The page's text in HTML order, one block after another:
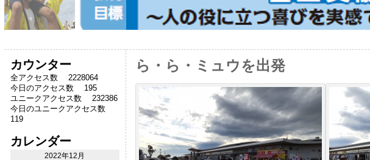
カウンター
全アクセス数 2228064
今日のアクセス数 195
ユニークアクセス数 232386
今日のユニークアクセス数
119
カレンダー
2022年12月
ら・ら・ミュウを出発